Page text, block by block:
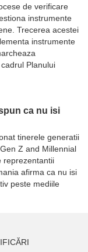
de verificare
instrumente
Trecerea acestei
instrumente
Planului
ca nu isi
tinerele generatii
Z and Millennial
reprezentantii
afirma ca nu isi
peste mediile